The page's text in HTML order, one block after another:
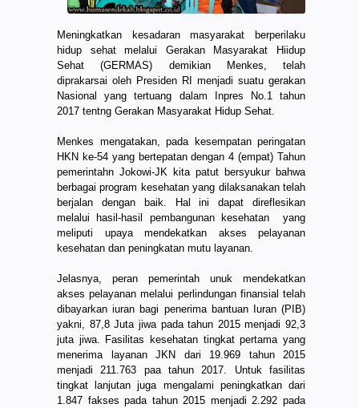
Meningkatkan kesadaran masyarakat berperilaku
hidup sehat melalui Gerakan Masyarakat Hiidup
Sehat (GERMAS) demikian Menkes, telah
diprakarsai oleh Presiden RI menjadi suatu gerakan
Nasional yang tertuang dalam Inpres No.1 tahun
2017 tentng Gerakan Masyarakat Hidup Sehat.
Menkes mengatakan, pada kesempatan peringatan
HKN ke-54 yang bertepatan dengan 4 (empat) Tahun
pemerintahn Jokowi-JK kita patut bersyukur bahwa
berbagai program kesehatan yang dilaksanakan telah
berjalan dengan baik. Hal ini dapat direflesikan
melalui hasil-hasil pembangunan kesehatan yang
meliputi upaya mendekatkan akses pelayanan
kesehatan dan peningkatan mutu layanan.
Jelasnya, peran pemerintah unuk mendekatkan
akses pelayanan melalui perlindungan finansial telah
dibayarkan iuran bagi penerima bantuan Iuran (PIB)
yakni, 87,8 Juta jiwa pada tahun 2015 menjadi 92,3
juta jiwa. Fasilitas kesehatan tingkat pertama yang
menerima layanan JKN dari 19.969 tahun 2015
menjadi 211.763 paa tahun 2017. Untuk fasilitas
tingkat lanjutan juga mengalami peningkatkan dari
1.847 fakses pada tahun 2015 menjadi 2.292 pada